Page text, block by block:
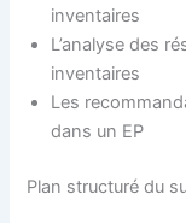
inventaires
L’analyse des
inventaires
Les
dans un EP
Plan structuré du